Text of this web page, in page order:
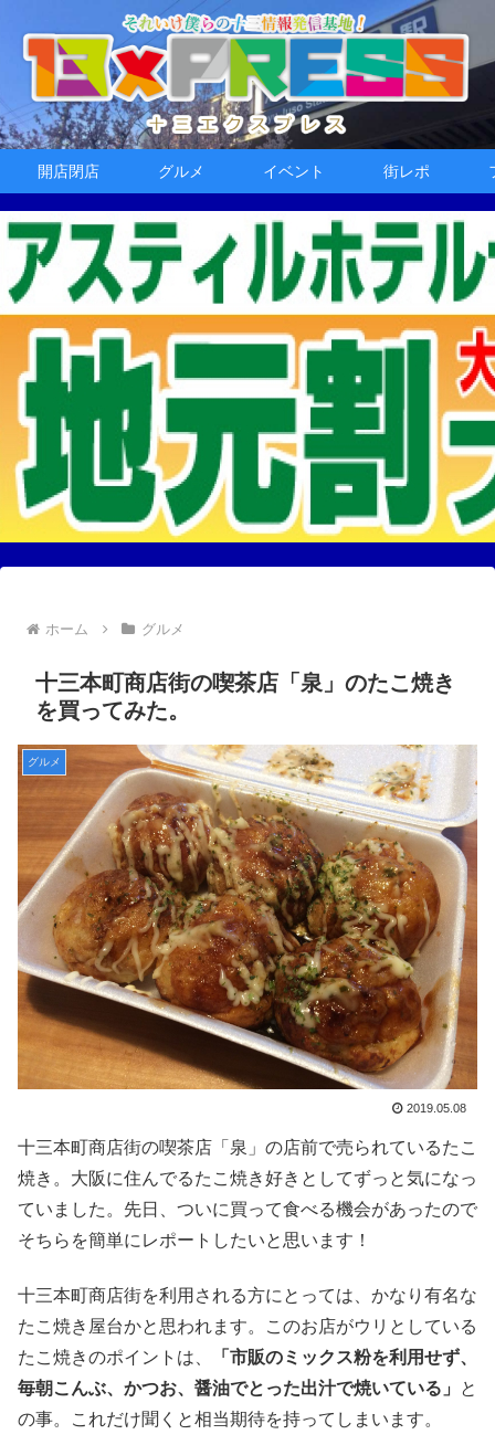
開店閉店 グルメ イベント 街レポ
ホーム グルメ
十三本町商店街の喫茶店「泉」のたこ焼き
を買ってみた。
グルメ
2019.05.08
十三本町商店街の喫茶店「泉」の店前で売られているたこ
焼き。大阪に住んでるたこ焼き好きとしてずっと気になっ
ていました。先日、ついに買って食べる機会があったので
そちらを簡単にレポートしたいと思います！
十三本町商店街を利用される方にとっては、かなり有名な
たこ焼き屋台かと思われます。このお店がウリとしている
たこ焼きのポイントは、
「市販のミックス粉を利用せず、
毎朝こんぶ、かつお、醤油でとった出汁で焼いている」
と
の事。これだけ聞くと相当期待を持ってしまいます。